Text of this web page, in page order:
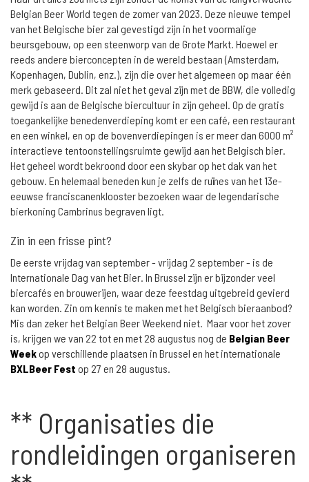
Belgian Beer World tegen de zomer van 2023. Deze nieuwe tempel
van het Belgische bier zal gevestigd zijn in het voormalige
beursgebouw, op een steenworp van de Grote Markt. Hoewel er
reeds andere bierconcepten in de wereld bestaan (Amsterdam,
Kopenhagen, Dublin, enz.), zijn die over het algemeen op maar één
merk gebaseerd. Dit zal niet het geval zijn met de BBW, die volledig
gewijd is aan de Belgische biercultuur in zijn geheel. Op de gratis
toegankelijke benedenverdieping komt er een café, een restaurant
en een winkel, en op de bovenverdiepingen is er meer dan 6000 m²
interactieve tentoonstellingsruimte gewijd aan het Belgisch bier.
Het geheel wordt bekroond door een skybar op het dak van het
gebouw. En helemaal beneden kun je zelfs de ruïnes van het 13e-
eeuwse franciscanenklooster bezoeken waar de legendarische
bierkoning Cambrinus begraven ligt.
Zin in een frisse pint?
De eerste vrijdag van september - vrijdag 2 september - is de
Internationale Dag van het Bier. In Brussel zijn er bijzonder veel
biercafés en brouwerijen, waar deze feestdag uitgebreid gevierd
kan worden. Zin om kennis te maken met het Belgisch bieraanbod?
Mis dan zeker het Belgian Beer Weekend niet. Maar voor het zover
is, krijgen we van 22 tot en met 28 augustus nog de Belgian Beer
Weekop verschillende plaatsen in Brussel en het internationale
BXLBeer Fest op 27 en 28 augustus.
** Organisaties die
rondleidingen organiseren